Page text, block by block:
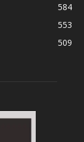
584
553
509